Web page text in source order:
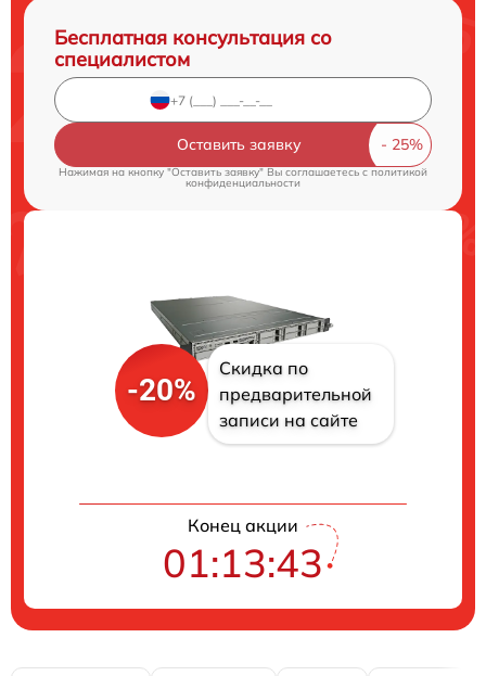
Бесплатная консультация со
специалистом
Оставить заявку
Нажимая на кнопку "Оставить заявку" Вы соглашаетесь cполитикой
конфиденциальности
-20%
Скидка по
предварительной
записи на сайте
Конец акции
01:13:42